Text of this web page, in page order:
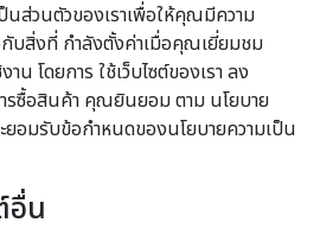
ป็นส่วนตัวของเราเพื่อให้คุณมีความ
บสิ่งที่ กำลังตั้งค่าเมื่อคุณเยี่ยมชม
าน โดยการ ใช้เว็บไซต์ของเรา ลง
รซื้อสินค้า คุณยินยอม ตาม นโยบาย
ยอมรับข้อกำหนดของนโยบายความเป็น
อื่น